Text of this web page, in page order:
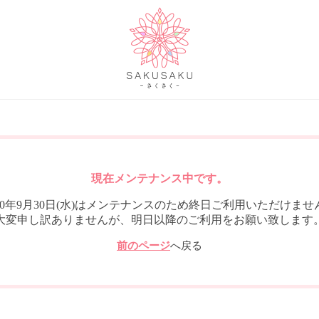
現在メンテナンス中です。
年9月30日(水)はメンテナンスのため終日ご利用いただけませ
変申し訳ありませんが、明日以降のご利用をお願い致します
前のページへ戻る